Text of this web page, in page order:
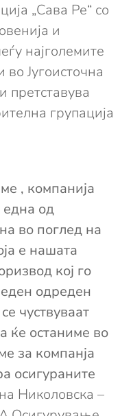
„Сава Ре“ со
и
најголемите
Југоисточна
претставува
групација
, компанија
една од
во поглед на
е нашата
кој го
одреден
чуствуваат
ќе останиме во
за компанја
осигураните
Николовска –